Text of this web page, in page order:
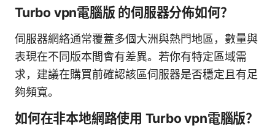
Turbo vpn電腦版 的伺服器分佈如何？
伺服器網絡通常覆蓋多個大洲與熱門地區，數量與
表現在不同版本間會有差異。若你有特定區域需
求，建議在購買前確認該區伺服器是否穩定且有足
夠頻寬。
如何在非本地網路使用 Turbo vpn電腦版？